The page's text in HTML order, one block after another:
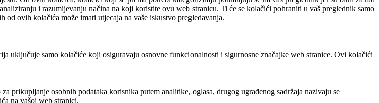
i razumijevanju načina na koji koristite ovu web stranicu. Ti će se kolačići pohraniti u vaš preglednik samo
ovih kolačića može imati utjecaja na vaše iskustvo pregledavanja.
uključuje samo kolačiće koji osiguravaju osnovne funkcionalnosti i sigurnosne značajke web stranice. Ovi kolačići
prikupljanje osobnih podataka korisnika putem analitike, oglasa, drugog ugrađenog sadržaja nazivaju se
na vašoj web stranici.